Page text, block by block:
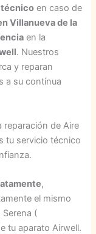
en caso de
Villanueva de la
en la
. Nuestros
y reparan
a su contínua
reparación de Aire
tu servicio técnico
,
el mismo
Serena (
tu aparato Airwell.